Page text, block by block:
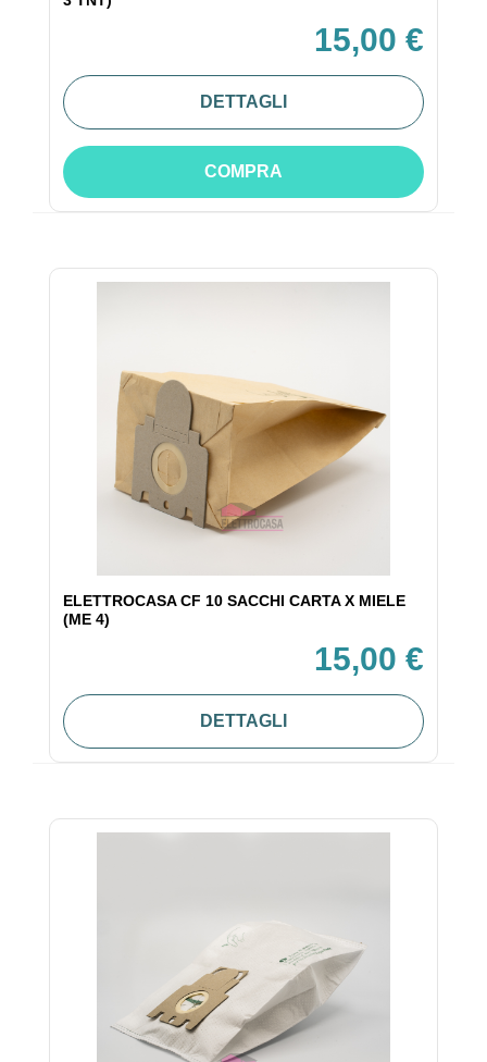
15,00 €
DETTAGLI
COMPRA
ELETTROCASA CF 10 SACCHI CARTA X MIELE
(ME 4)
15,00 €
DETTAGLI